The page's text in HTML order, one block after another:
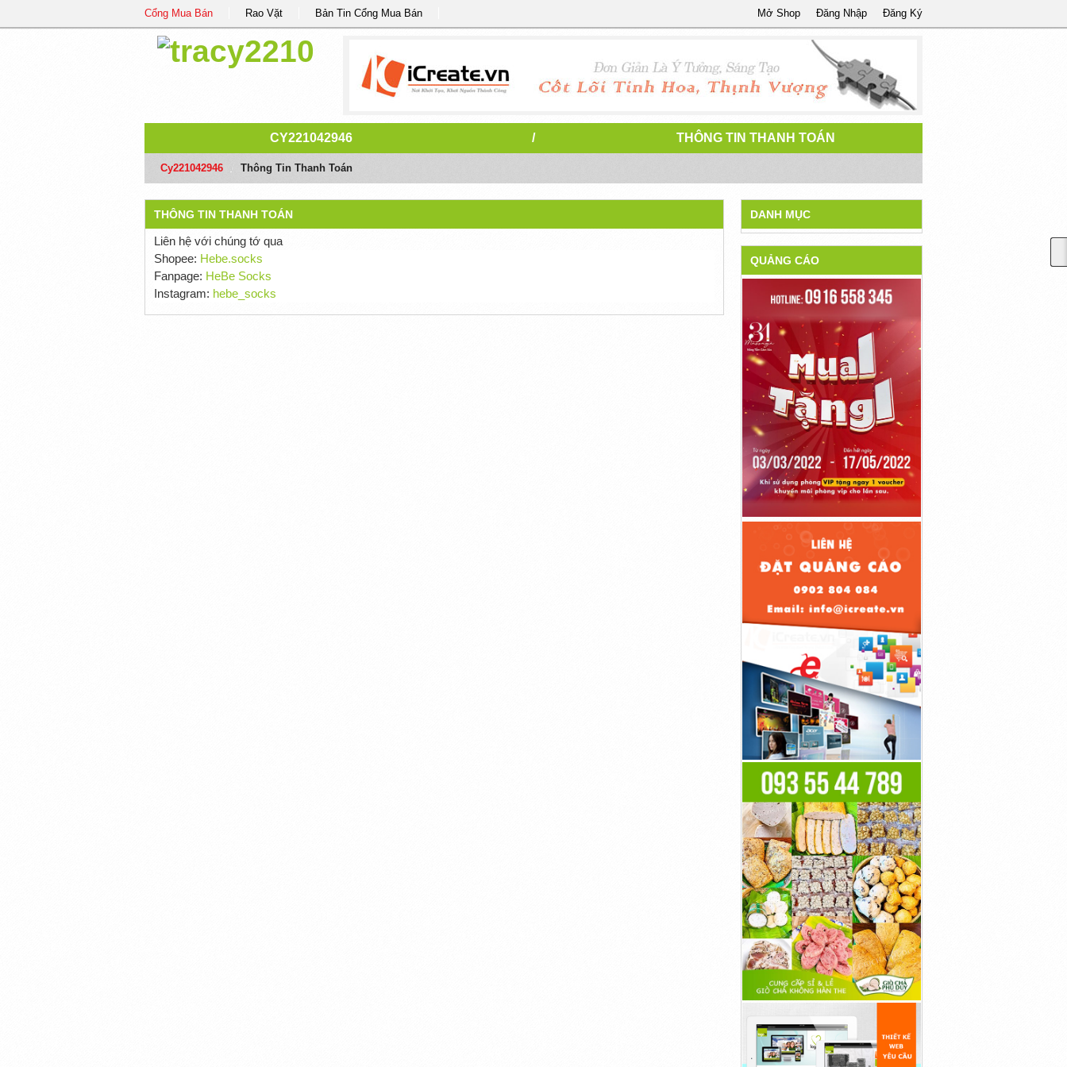
Cổng Mua Bán Rao Vặt Bản Tin Cổng Mua Bán Đăng Ký
Đăng Nhập
Mở Shop
CY221042946 / THÔNG TIN THANH TOÁN
Cy221042946 Thông Tin Thanh Toán
THÔNG TIN THANH TOÁN
Liên hệ với chúng tớ qua
Shopee: Hebe.socks
Fanpage: HeBe Socks
Instagram: hebe_socks
DANH MỤC
QUẢNG CÁO